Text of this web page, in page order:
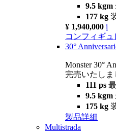
9.5 kgm
177 kg
¥ 1,940,000 i
コンフィギ
30°
Monster 30°
完売いたしま
111 ps
9.5 kgm
175 kg
製品詳細
Multistrada